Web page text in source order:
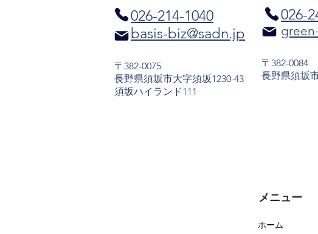
026-214-1040
basis-biz@sadn.jp
〒382-0075
長野県須坂市大字須坂1230-43
​須坂ハイランド111
〒382-0084
長野県須坂
026-
メニュー
ホーム